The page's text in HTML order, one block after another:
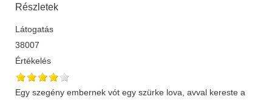
Részletek
Látogatás
38007
Értékelés
Egy szegény embernek vót egy szürke lova, avval kereste a